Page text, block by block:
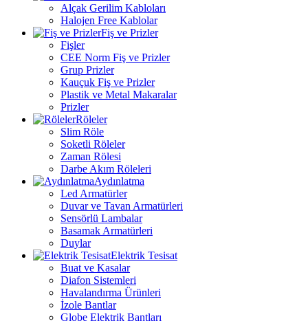
Alçak Gerilim Kabloları
Halojen Free Kablolar
Fiş ve Prizler
Fişler
CEE Norm Fiş ve Prizler
Grup Prizler
Kauçuk Fiş ve Prizler
Plastik ve Metal Makaralar
Prizler
Röleler
Slim Röle
Soketli Röleler
Zaman Rölesi
Darbe Akım Röleleri
Aydınlatma
Led Armatürler
Duvar ve Tavan Armatürleri
Sensörlü Lambalar
Basamak Armatürleri
Duylar
Elektrik Tesisat
Buat ve Kasalar
Diafon Sistemleri
Havalandırma Ürünleri
İzole Bantlar
Globe Elektrik Bantları